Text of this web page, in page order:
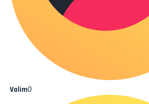
Volim0